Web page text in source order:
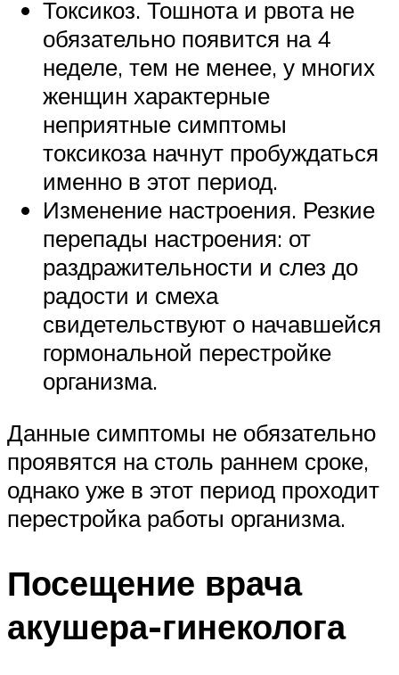
Токсикоз. Тошнота и рвота не
обязательно появится на 4
неделе, тем не менее, у многих
женщин характерные
неприятные симптомы
токсикоза начнут пробуждаться
именно в этот период.
Изменение настроения. Резкие
перепады настроения: от
раздражительности и слез до
радости и смеха
свидетельствуют о начавшейся
гормональной перестройке
организма.
Данные симптомы не обязательно
проявятся на столь раннем сроке,
однако уже в этот период проходит
перестройка работы организма.
Посещение врача
акушера-гинеколога